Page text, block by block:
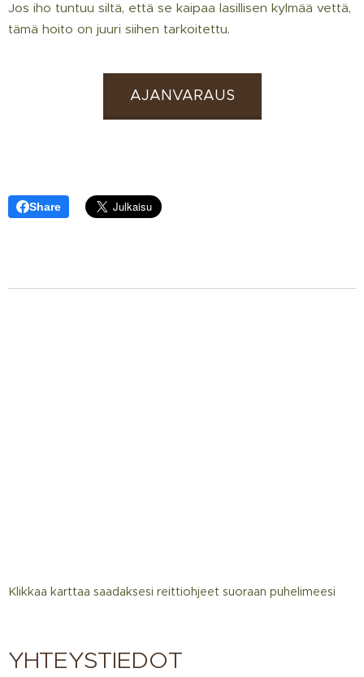
Jos iho tuntuu siltä, että se kaipaa lasillisen kylmää vettä,
tämä hoito on juuri siihen tarkoitettu. 💧
AJANVARAUS
Share
Klikkaa karttaa saadaksesi reittiohjeet suoraan puhelimeesi
YHTEYSTIEDOT